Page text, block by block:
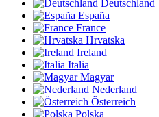
Deutschland
España
France
Hrvatska
Ireland
Italia
Magyar
Nederland
Österreich
Polska